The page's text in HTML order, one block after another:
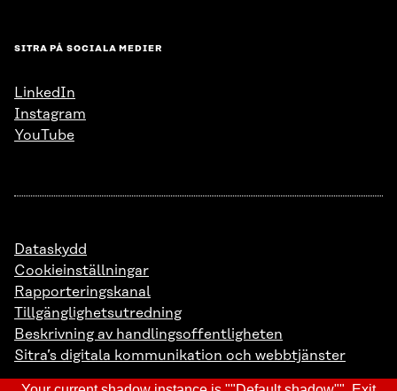
SITRA PÅ SOCIALA MEDIER
LinkedIn
Instagram
YouTube
Dataskydd
Cookieinställningar
Rapporteringskanal
Tillgänglighetsutredning
Beskrivning av handlingsoffentligheten
Sitra’s digitala kommunikation och webbtjänster